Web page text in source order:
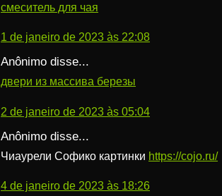
смеситель для чая
1 de janeiro de 2023 às 22:08
Anônimo disse...
двери из массива березы
2 de janeiro de 2023 às 05:04
Anônimo disse...
Чиаурели Софико картинки https://cojo.ru/
4 de janeiro de 2023 às 18:26